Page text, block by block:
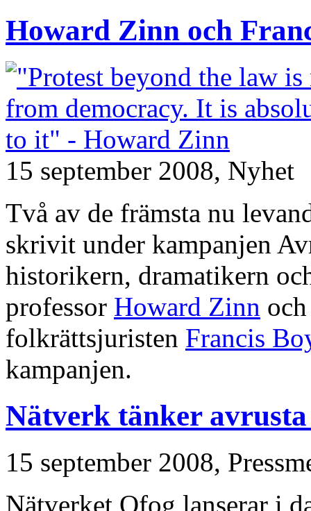
Howard Zinn och
15 september 2008, Nyhet
Två av de främsta nu
skrivit under kampanjen
historikern, dramatikern
professor Howard Zinn
folkrättsjuristen Francis
kampanjen.
Nätverk tänker avrusta
15 september 2008,
Nätverket Ofog lanserar i